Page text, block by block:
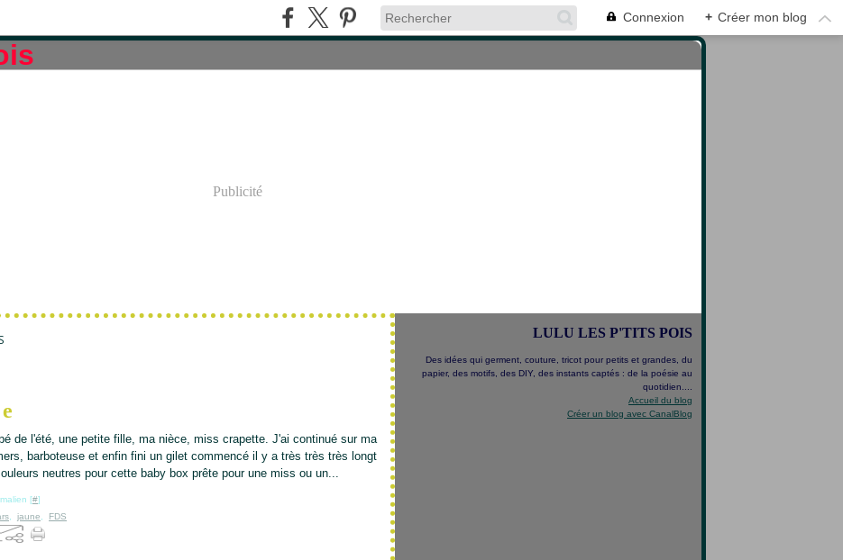
Connexion + Créer mon blog
Publicité
de l'été, une petite fille, ma nièce, miss crapette. J'ai continué sur ma
barboteuse et enfin fini un gilet commencé il y a très très très longt
neutres pour cette baby box prête pour une miss ou un...
[#]
jaune FDS
LULU LES P'TITS POIS
Des idées qui germent, couture, tricot pour petits et grandes, du
papier, des motifs, des DIY, des instants captés : de la poésie au
quotidien....
Accueil du blog
Créer un blog avec CanalBlog